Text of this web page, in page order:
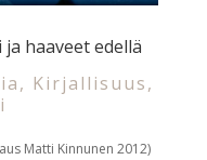
haaveet edellä
, Kirjallisuus,
Matti Kinnunen 2012)